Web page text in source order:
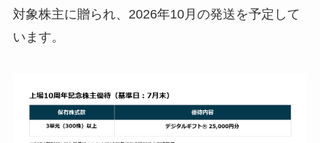
対象株主に贈られ、2026年10月の発送を予定して
います。